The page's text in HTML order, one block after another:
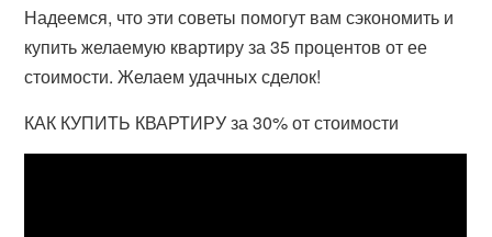
Надеемся, что эти советы помогут вам сэкономить и
купить желаемую квартиру за 35 процентов от ее
стоимости. Желаем удачных сделок!
КАК КУПИТЬ КВАРТИРУ за 30% от стоимости